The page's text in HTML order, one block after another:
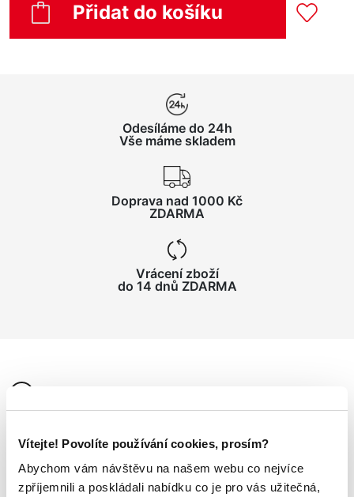
Vítejte! Povolíte používání cookies, prosím?
Abychom vám návštěvu na našem webu co nejvíce
zpříjemnili a poskládali nabídku co je pro vás užitečná,
Přidat do košíku
Odesíláme do 24h
Vše máme skladem
Doprava nad 1000 Kč
ZDARMA
Vrácení zboží
do 14 dnů ZDARMA
Dámský rolák Cara
značka Robe di Kappa
dlouhý rukáv